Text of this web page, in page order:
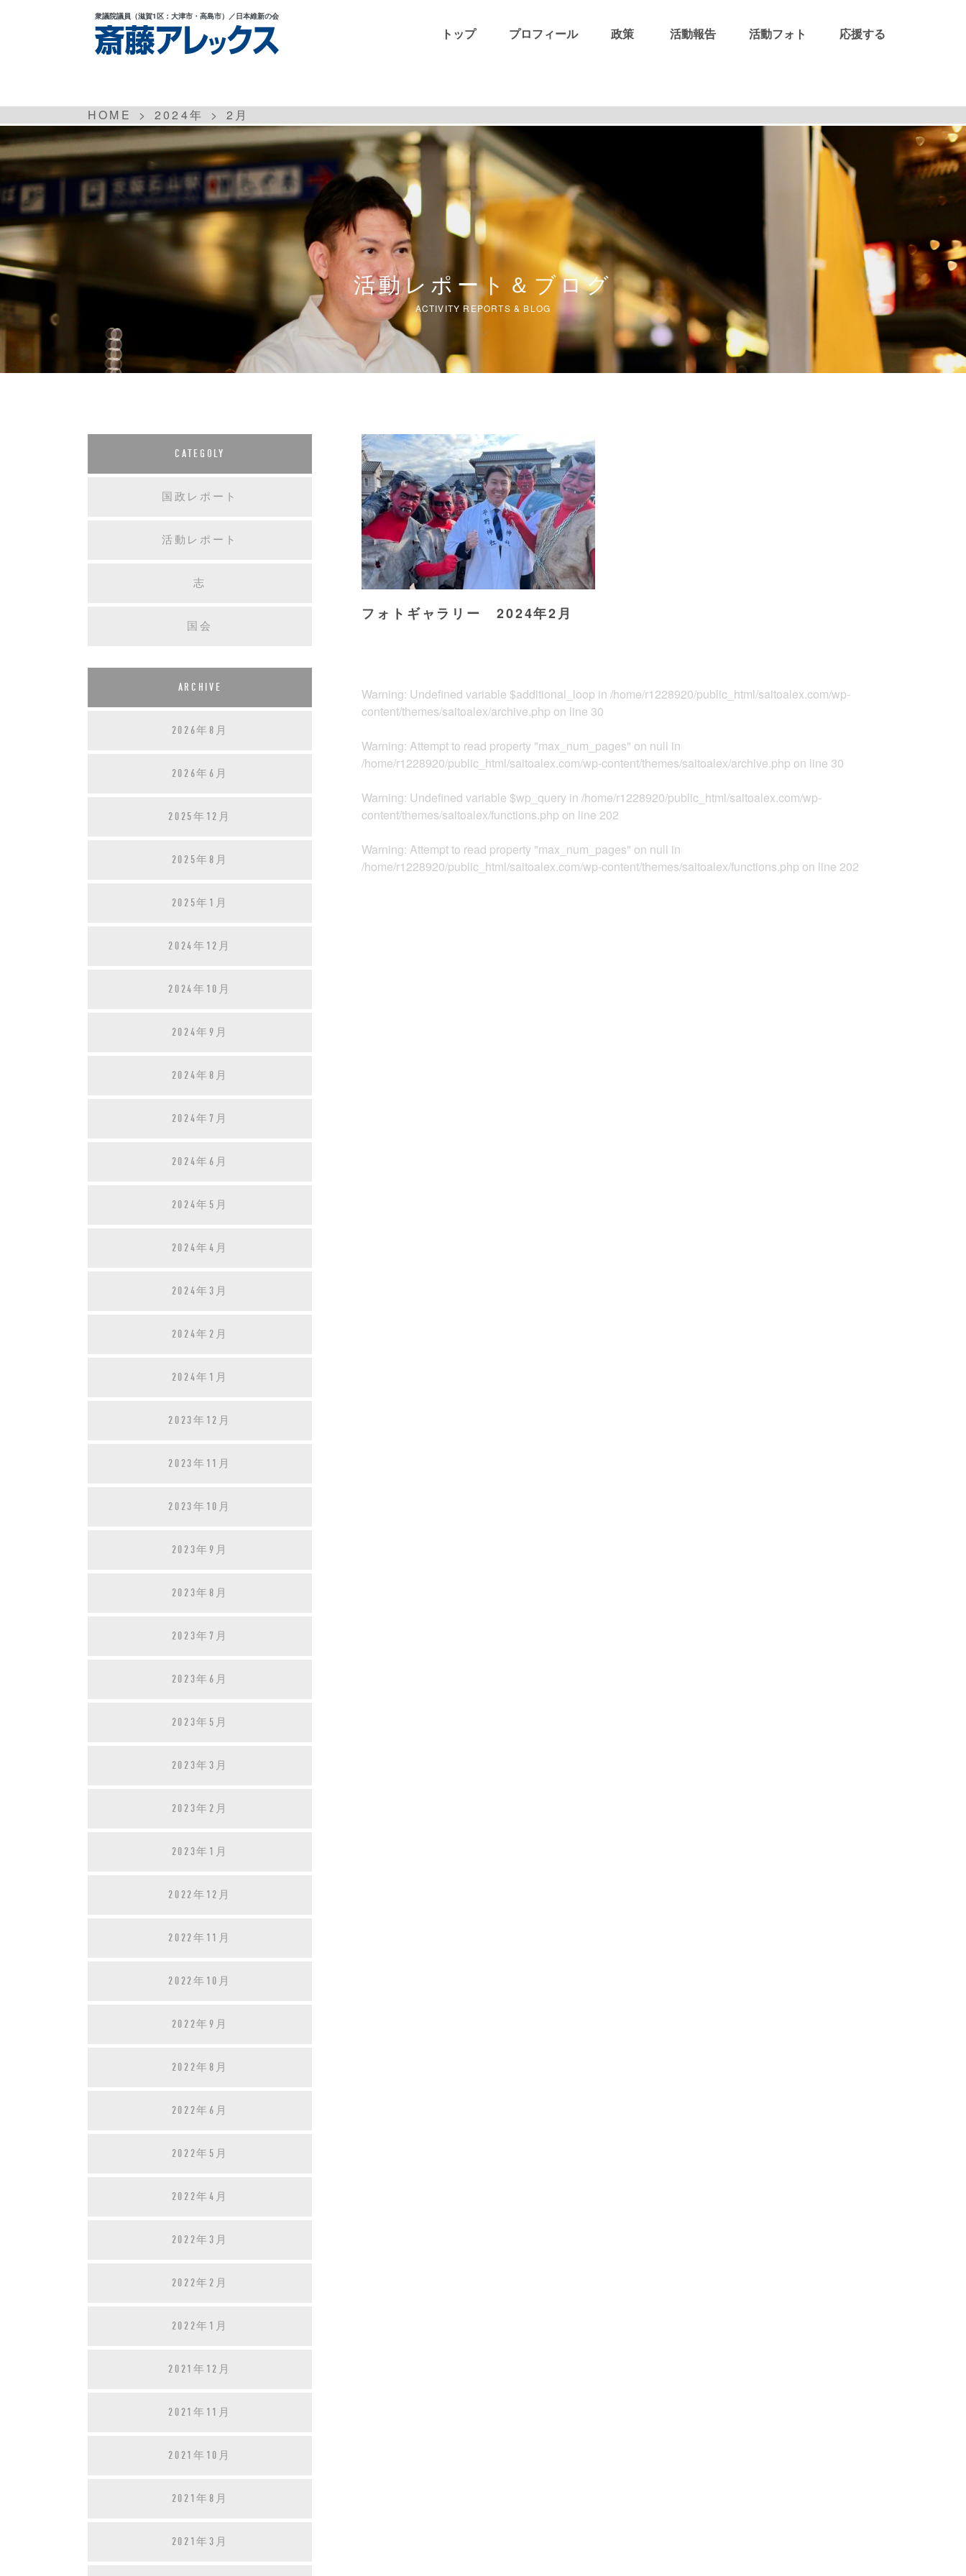
衆議院議員 （滋賀1区：大津市・高島市） ／日本維新の会
トップ プロフィール 政策 活動報告 活動フォト 応援する
活動レポート＆ブログ
ACTIVITY REPORTS & BLOG
HOME 2024年 2 月
フォトギャラリー 2024年2月
Warning: Undefined variable $additional_loop in /home/r1228920/public_html/saitoalex.com/wp-
content/themes/saitoalex/archive.php on line 30
Warning: Attempt to read property "max_num_pages" on null in
/home/r1228920/public_html/saitoalex.com/wp-content/themes/saitoalex/archive.php on line 30
Warning: Undefined variable $wp_query in /home/r1228920/public_html/saitoalex.com/wp-
content/themes/saitoalex/functions.php on line 202
Warning: Attempt to read property "max_num_pages" on null in
/home/r1228920/public_html/saitoalex.com/wp-content/themes/saitoalex/functions.php on line 202
CATEGOLY
国政レポート
活動レポート
志
国会
ARCHIVE
2026年8月
2026年6月
2025年12月
2025年8月
2025年1月
2024年12月
2024年10月
2024年9月
2024年8月
2024年7月
2024年6月
2024年5月
2024年4月
2024年3月
2024年2月
2024年1月
2023年12月
2023年11月
2023年10月
2023年9月
2023年8月
2023年7月
2023年6月
2023年5月
2023年3月
2023年2月
2023年1月
2022年12月
2022年11月
2022年10月
2022年9月
2022年8月
2022年6月
2022年5月
2022年4月
2022年3月
2022年2月
2022年1月
2021年12月
2021年11月
2021年10月
2021年8月
2021年3月